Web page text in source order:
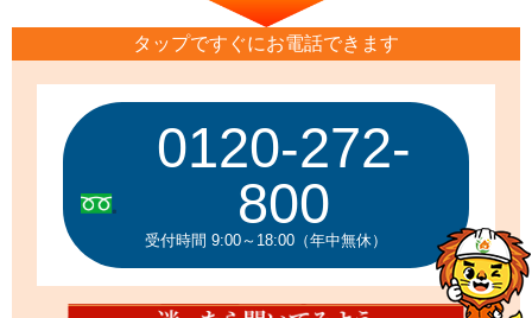
タップですぐにお電話できます
0120-272-
800
受付時間 9:00～18:00（年中無休）